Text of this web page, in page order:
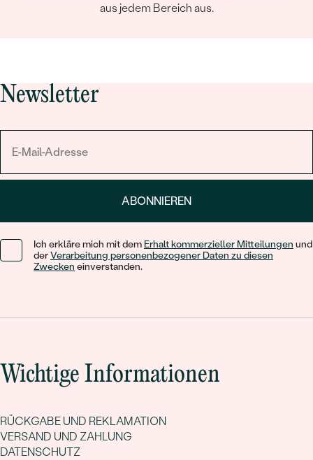
aus jedem Bereich aus.
Newsletter
ABONNIEREN
Ich erkläre mich mit dem Erhalt kommerzieller Mitteilungen und
derVerarbeitung personenbezogener Daten zu diesen
Zwecken einverstanden.
Wichtige Informationen
RÜCKGABE UND REKLAMATION
VERSAND UND ZAHLUNG
DATENSCHUTZ